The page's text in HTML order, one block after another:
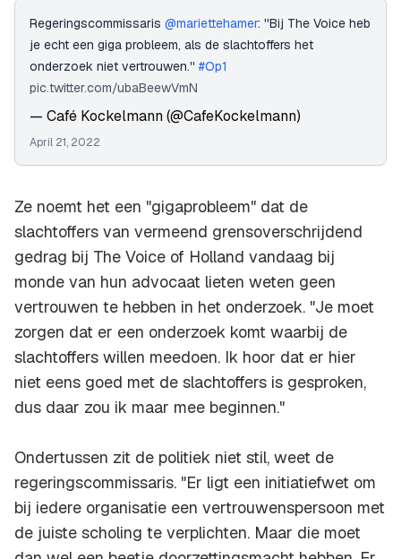
Regeringscommissaris @mariettehamer: ''Bij The Voice heb
je echt een giga probleem, als de slachtoffers het
onderzoek niet vertrouwen.'' #Op1
pic.twitter.com/ubaBeewVmN
— Café Kockelmann (@CafeKockelmann)
April 21, 2022
Ze noemt het een "gigaprobleem" dat de
slachtoffers van vermeend grensoverschrijdend
gedrag bij The Voice of Holland vandaag bij
monde van hun advocaat lieten weten geen
vertrouwen te hebben in het onderzoek. "Je moet
zorgen dat er een onderzoek komt waarbij de
slachtoffers willen meedoen. Ik hoor dat er hier
niet eens goed met de slachtoffers is gesproken,
dus daar zou ik maar mee beginnen."
Ondertussen zit de politiek niet stil, weet de
regeringscommissaris. "Er ligt een initiatiefwet om
bij iedere organisatie een vertrouwenspersoon met
de juiste scholing te verplichten. Maar die moet